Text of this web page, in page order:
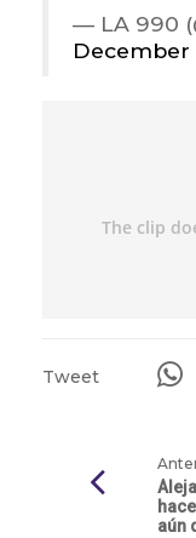
— LA 990
December
Tweet
aún